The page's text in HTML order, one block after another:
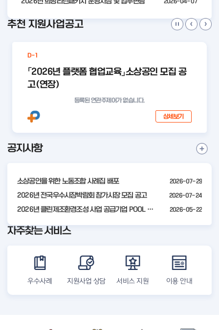
추천 지원사업공고
D-1
「2026년 플랫폼 협업교육」소상공인 모집 공
고(연장)
등록된 연관주제어가 없습니다.
상세보기
I
4
공지사항
소상공인을 위한 노동조합 사례집 배포 2026-07-29
2026년 전국우수시장박람회 참가시장 모집 공고 2026-07-24
2026년 클린제조환경조성 사업 공급기업 POOL 안내 2026-05-22
공
항
보
기
자주찾는 서비스
우수사례 지원사업 상담 서비스 지원 이용 안내